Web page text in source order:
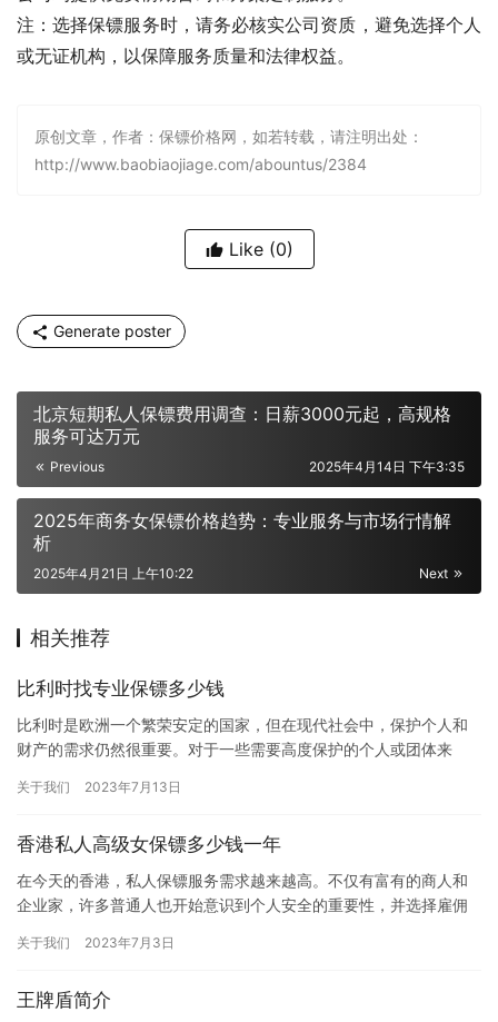
注：选择保镖服务时，请务必核实公司资质，避免选择个人
或无证机构，以保障服务质量和法律权益。
原创文章，作者：保镖价格网，如若转载，请注明出处：
http://www.baobiaojiage.com/abountus/2384
Like (0)
Generate poster
北京短期私人保镖费用调查：日薪3000元起，高规格
服务可达万元
Previous 2025年4月14日 下午3:35
2025年商务女保镖价格趋势：专业服务与市场行情解
析
Next
2025年4月21日 上午10:22
相关推荐
比利时找专业保镖多少钱
比利时是欧洲一个繁荣安定的国家，但在现代社会中，保护个人和
财产的需求仍然很重要。对于一些需要高度保护的个人或团体来
究竟需要…
关于我们 2023年7月13日
香港私人高级女保镖多少钱一年
在今天的香港，私人保镖服务需求越来越高。不仅有富有的商人和
企业家，许多普通人也开始意识到个人安全的重要性，并选择雇佣
敏感，…
关于我们 2023年7月3日
王牌盾简介